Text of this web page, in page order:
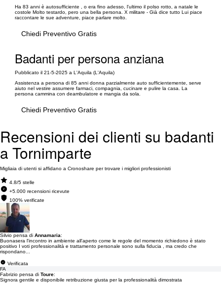
Ha 83 anni è autosufficiente , o era fino adesso, l'ultimo il polso rotto, a natale le
costole Molto testardo, pero una bella persona. X militare - Già dice tutto Lui piace
raccontare le sue adventure, piace parlare molto.
Chiedi Preventivo Gratis
Badanti per persona anziana
Pubblicato il 21-5-2025 a L'Aquila (L'Aquila)
Assistenza a persona di 85 anni donna parzialmente auto sufficientemente, serve
aiuto nel vestire assumere farmaci, compagnia, cucinare e pulire la casa. La
persona cammina con deambulatore e mangia da sola.
Chiedi Preventivo Gratis
Recensioni dei clienti su badanti
a Tornimparte
Migliaia di utenti si affidano a Cronoshare per trovare i migliori professionisti
4.8/5 stelle
+5.000 recensioni ricevute
100% verificate
Silvio pensa di Annamaria:
Buonasera l'incontro in ambiente all'aperto come le regole del momento richiedono è stato
positivo I voti professionalità e trattamento personale sono sulla fiducia , ma credo che
rispondano...
Verificata
FA
Fabrizio pensa di Toure:
Signora gentile e disponibile retribuzione giusta per la professionalità dimostrata